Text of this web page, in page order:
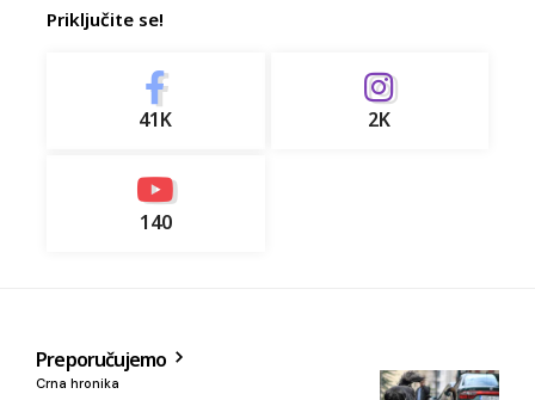
Priključite se!
41K 2K
140
Preporučujemo
Crna hronika